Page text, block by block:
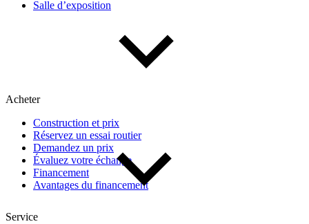
Compactes & berlines
Année
De 2000 à 2027
Prix
Salle d’exposition
Acheter
Construction et prix
Réservez un essai routier
Demandez un prix
Évaluez votre échange
Financement
Avantages du financement
Service